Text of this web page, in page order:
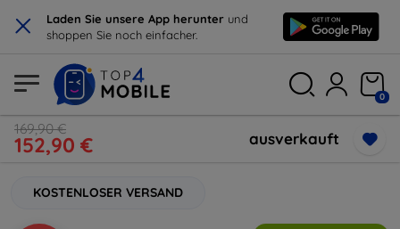
× Laden Sie unsere App herunter und
shoppen Sie noch einfacher.
0
169,90 €
152,90 € ausverkauft
KOSTENLOSER VERSAND